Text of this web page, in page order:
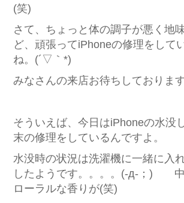
(笑)
さて、ちょっと体の調子が悪く地
ど、頑張ってiPhoneの修理をして
ね。(´▽｀*)
みなさんの来店お待ちしておりま
そういえば、今日はiPhoneの水没
末の修理をしているんですよ。
水没時の状況は洗濯機に一緒に入
したようです。。。。(-д-；) 中
ローラルな香りが(笑)